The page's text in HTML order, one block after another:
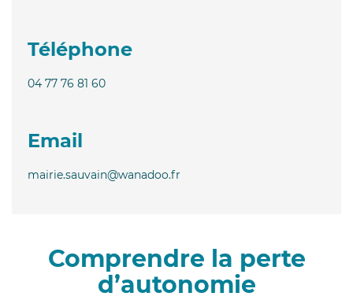
Téléphone
04 77 76 81 60
Email
mairie.sauvain@wanadoo.fr
Comprendre la perte
d’autonomie